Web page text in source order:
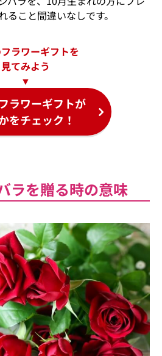
こと間違いなしです。
ラワーギフトを
見てみよう
▼
ラワーギフトが
をチェック！
ラを贈る時の意味